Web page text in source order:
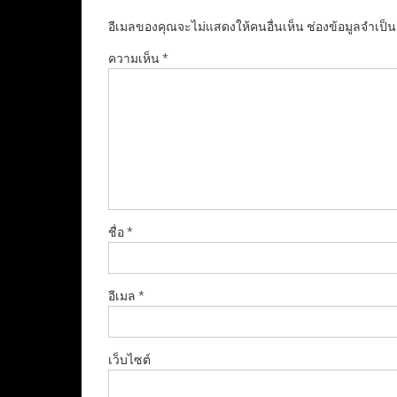
อีเมลของคุณจะไม่แสดงให้คนอื่นเห็น ช่องข้อมูลจำเป็
ความเห็น*
ชื่อ*
อีเมล *
เว็บไซต์